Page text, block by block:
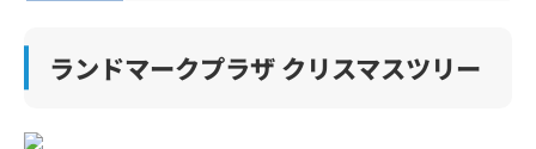
ランドマークプラザ クリスマスツリー